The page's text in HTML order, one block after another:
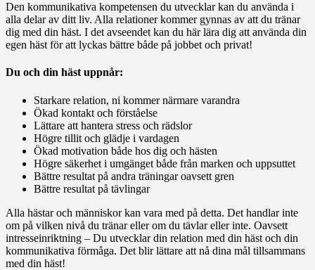
Den kommunikativa kompetensen du utvecklar kan du använda i
alla delar av ditt liv. Alla relationer kommer gynnas av att du tränar
dig med din häst. I det avseendet kan du här lära dig att använda din
egen häst för att lyckas bättre både på jobbet och privat!
Du och din häst uppnår:
Starkare relation, ni kommer närmare varandra
Ökad kontakt och förståelse
Lättare att hantera stress och rädslor
Högre tillit och glädje i vardagen
Ökad motivation både hos dig och hästen
Högre säkerhet i umgänget både från marken och uppsuttet
Bättre resultat på andra träningar oavsett gren
Bättre resultat på tävlingar
Alla hästar och människor kan vara med på detta. Det handlar inte
om på vilken nivå du tränar eller om du tävlar eller inte. Oavsett
intresseinriktning – Du utvecklar din relation med din häst och din
kommunikativa förmåga. Det blir lättare att nå dina mål tillsammans
med din häst!